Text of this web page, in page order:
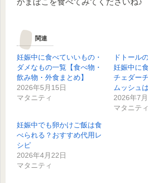
かまぼこを食べてみてくださいね♪
関連
妊娠中に食べていいもの・
ダメなもの一覧【食べ物・
飲み物・外食まとめ】
2026年5月15日
マタニティ
ドトール
妊娠中に
チェダー
ムッシュ
2026年7
マタニティ
妊娠中でも卵かけご飯は食
べられる？おすすめ代用レ
シピ
2026年4月22日
マタニティ